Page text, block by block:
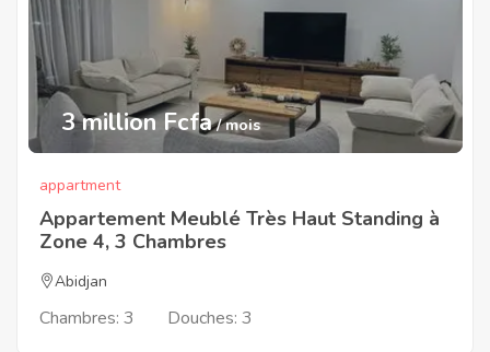
3 million Fcfa/ mois
appartment
Appartement Meublé Très Haut Standing à
Zone 4, 3 Chambres
Abidjan
Chambres: 3 Douches: 3